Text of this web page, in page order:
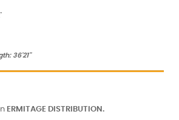
36'21''
ERMITAGE DISTRIBUTION.